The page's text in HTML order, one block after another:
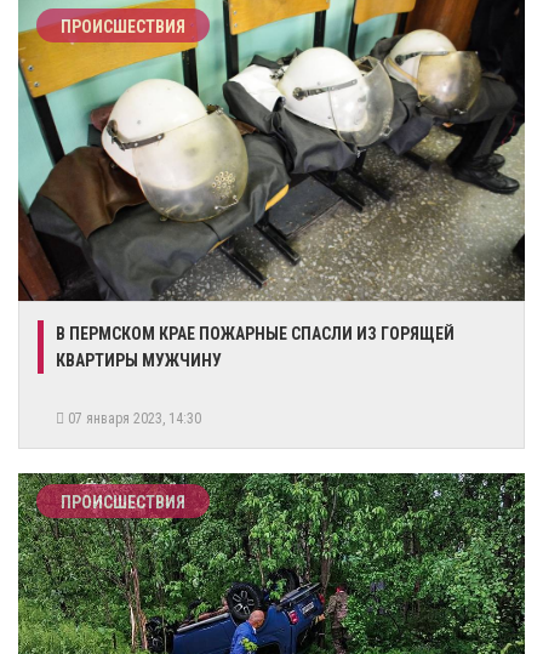
ПРОИСШЕСТВИЯ
В ПЕРМСКОМ КРАЕ ПОЖАРНЫЕ СПАСЛИ ИЗ ГОРЯЩЕЙ
КВАРТИРЫ МУЖЧИНУ
07 января 2023, 14:30
ПРОИСШЕСТВИЯ